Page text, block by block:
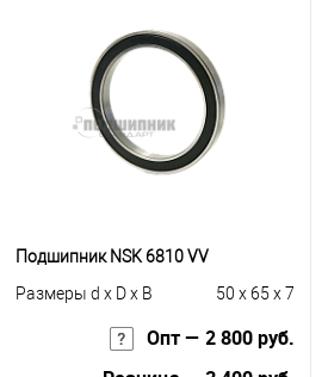
Подшипник NSK 6810 VV
Размеры d x D x B
50 x 65 x 7
Опт — 2 800 руб.